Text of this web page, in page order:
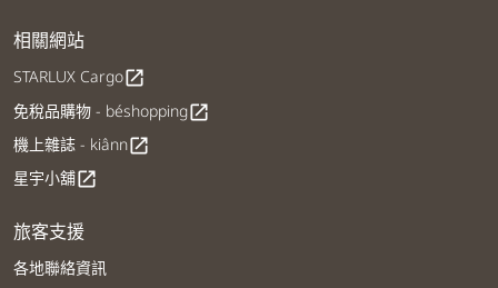
相關網站
STARLUX Cargoopen_in_new
免稅品購物 - béshoppingopen_in_new
機上雜誌 - kiânnopen_in_new
星宇小舖open_in_new
旅客支援
各地聯絡資訊